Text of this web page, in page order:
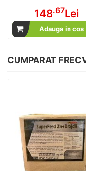
148.67Lei
Adauga in cos
CUMPARAT